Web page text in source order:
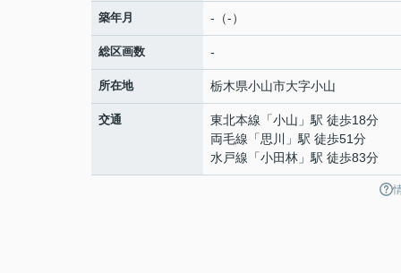
築年月 -（-）
総区画数 -
所在地 栃木県小山市大字小山
交通 東北本線 「小山 」駅 徒歩18分
両毛線 「思川
」駅 徒歩51分
水戸線 「小田林 」駅 徒歩83分